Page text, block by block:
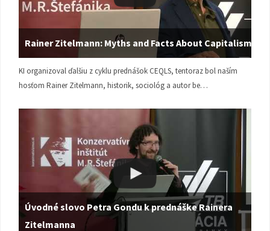
Rainer Zitelmann: Myths and Facts About Capitalism
KI organizoval ďalšiu z cyklu prednášok CEQLS, tentoraz bol naším
hosťom Rainer Zitelmann, historik, sociológ a autor be…
Úvodné slovo Petra Gondu k prednáške Rainera
Zitelmanna